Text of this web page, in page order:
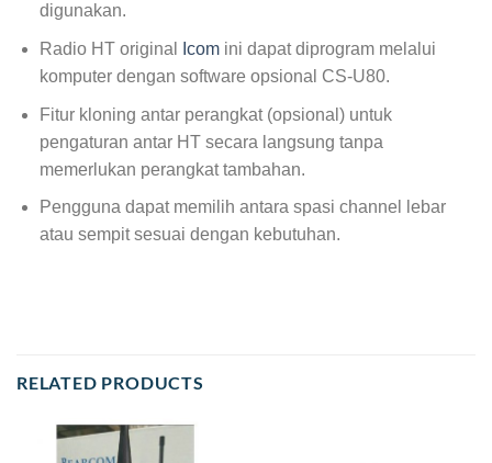
digunakan.
Radio HT original Icomini dapat diprogram melalui
komputer dengan software opsional CS-U80.
Fitur kloning antar perangkat (opsional) untuk
pengaturan antar HT secara langsung tanpa
memerlukan perangkat tambahan.
Pengguna dapat memilih antara spasi channel lebar
atau sempit sesuai dengan kebutuhan.
RELATED PRODUCTS